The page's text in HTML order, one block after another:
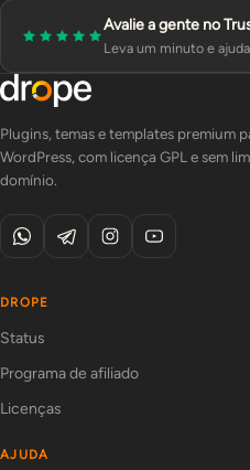
Avalie a gente no
Leva um minuto e
Plugins, temas e templates premium
WordPress, com licença GPL e sem
domínio.
DROPE
Status
Programa de afiliado
Licenças
AJUDA